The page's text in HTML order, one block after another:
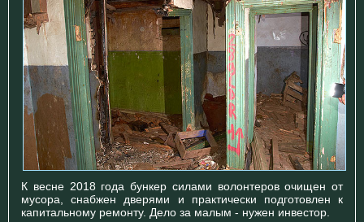
К весне 2018 года бункер силами волонтеров очищен от
мусора, снабжен дверями и практически подготовлен к
капитальному ремонту. Дело за малым - нужен инвестор.